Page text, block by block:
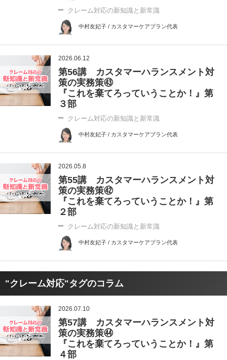
クレーム対応の新知識と新常識
中村友妃子 / カスタマーケアプラン代表
2026.06.12
第56講 カスタマーハランスメント対
策の実務策㊸
『これを棄てろっていうことか！』第
３部
クレーム対応の新知識と新常識
中村友妃子 / カスタマーケアプラン代表
2026.05.8
第55講 カスタマーハランスメント対
策の実務策㊷
『これを棄てろっていうことか！』第
２部
クレーム対応の新知識と新常識
中村友妃子 / カスタマーケアプラン代表
"クレーム対応"タグのコラム
2026.07.10
第57講 カスタマーハランスメント対
策の実務策㊹
『これを棄てろっていうことか！』第
４部